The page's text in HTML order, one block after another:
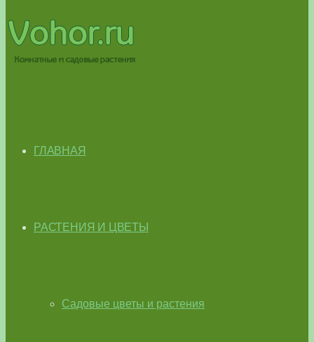
ГЛАВНАЯ
РАСТЕНИЯ И ЦВЕТЫ
Садовые цветы и растения